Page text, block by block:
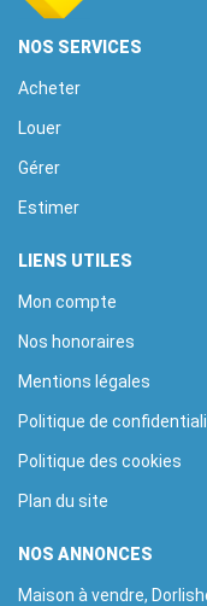
NOS SERVICES
Acheter
Louer
Gérer
Estimer
LIENS UTILES
Mon compte
Nos honoraires
Mentions légales
Politique de
Politique des cookies
Plan du site
NOS ANNONCES
Maison à vendre,